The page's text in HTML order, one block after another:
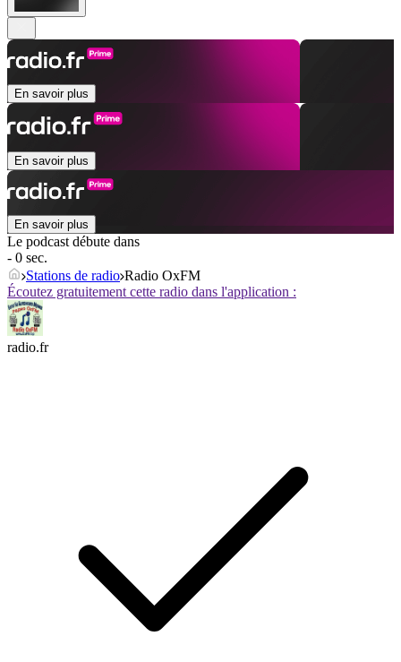
En savoir plus
En savoir plus
En savoir plus
Le podcast débute dans
- 0 sec.
Stations de radio Radio OxFM
Écoutez gratuitement cette radio dans l'application :
radio.fr